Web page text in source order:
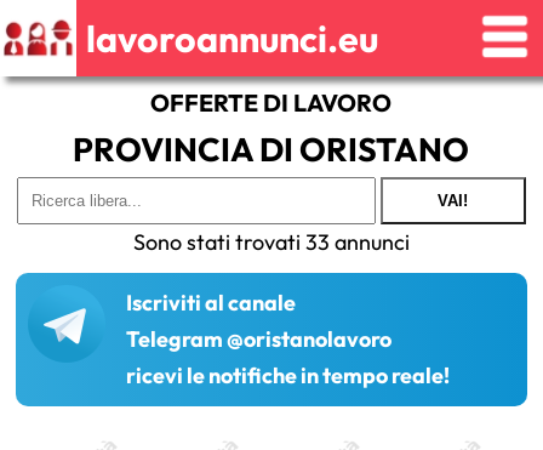
lavoroannunci.eu
OFFERTE DI LAVORO
PROVINCIA DI ORISTANO
VAI!
Sono stati trovati 33 annunci
Iscriviti al canale
Telegram @oristanolavoro
ricevi le notifiche in tempo reale!